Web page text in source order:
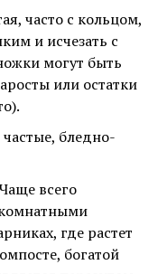
часто с кольцом,
и исчезать с
могут быть
или остатки
бледно-
всего
комнатными
где растет
богатой